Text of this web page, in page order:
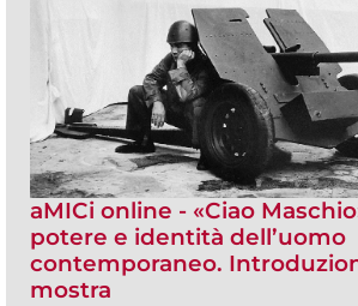
aMICi online - «Ciao
potere e identità dell’uomo
contemporaneo.
mostra